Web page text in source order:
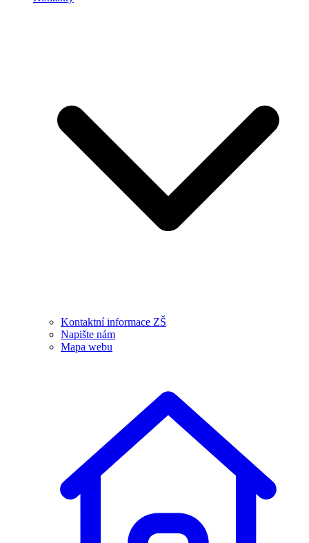
Kontaktní informace ZŠ
Napište nám
Mapa webu